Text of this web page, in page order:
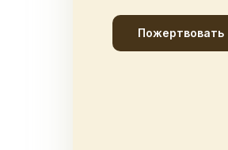
Пожертвовать